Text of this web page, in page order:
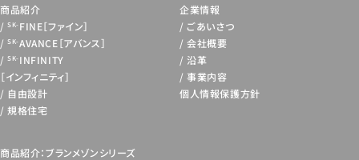
商品紹介
SK-FINE［ファイン］
SK-AVANCE［アバンス］
SK-INFINITY
［インフィニティ］
自由設計
規格住宅
商品紹介：ブランメゾンシリーズ
企業情報
ごあいさつ
会社概要
沿革
事業内容
個人情報保護方針